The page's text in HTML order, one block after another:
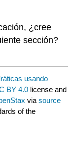
¿cree
sección?
usando
BY 4.0 license and
viasource
of the